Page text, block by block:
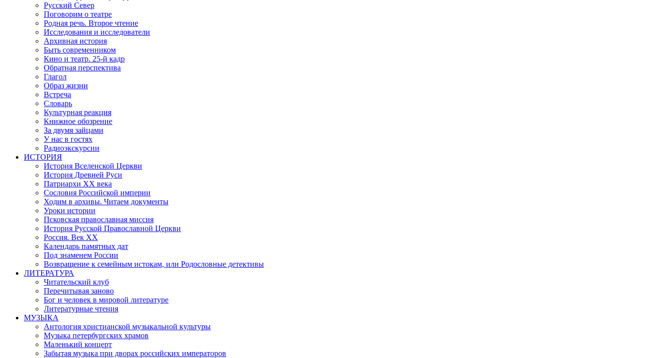
Русский Север
Поговорим о театре
Родная речь. Второе чтение
Исследования и исследователи
Архивная история
Быть современником
Кино и театр. 25-й кадр
Обратная перспектива
Глагол
Образ жизни
Встреча
Словарь
Культурная реакция
Книжное обозрение
За двумя зайцами
У нас в гостях
Радиоэкскурсии
ИСТОРИЯ
История Вселенской Церкви
История Древней Руси
Патриархи XX века
Сословия Российской империи
Ходим в архивы. Читаем документы
Уроки истории
Псковская православная миссия
История Русской Православной Церкви
Россия. Век ХХ
Календарь памятных дат
Под знаменем России
Возвращение к семейным истокам, или Родословные детективы
ЛИТЕРАТУРА
Читательский клуб
Перечитывая заново
Бог и человек в мировой литературе
Литературные чтения
МУЗЫКА
Антология христианской музыкальной культуры
Музыка петербургских храмов
Маленький концерт
Забытая музыка при дворах российских императоров